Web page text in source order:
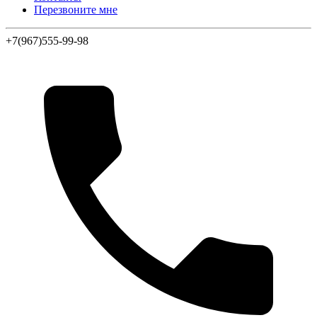
Перезвоните мне
+7(967)555-99-98